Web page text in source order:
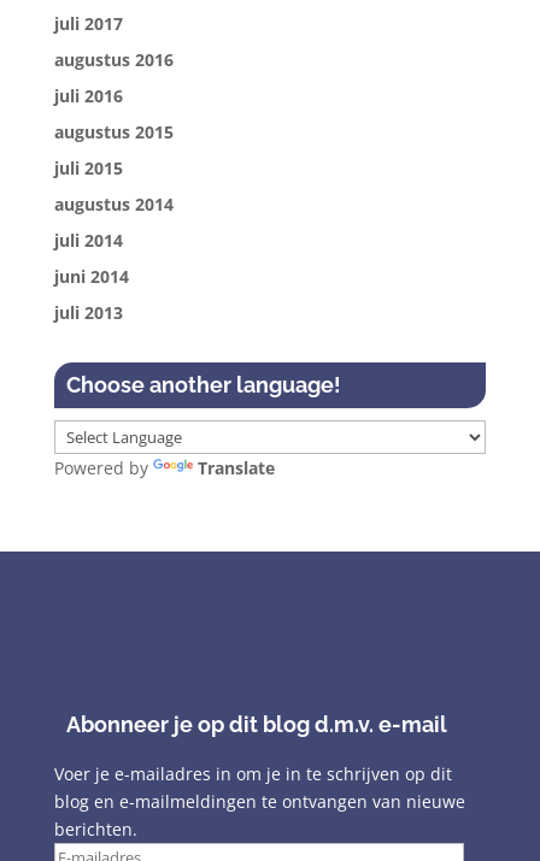
juli 2017
augustus 2016
juli 2016
augustus 2015
juli 2015
augustus 2014
juli 2014
juni 2014
juli 2013
Choose another language!
Powered by Translate
Abonneer je op dit blog d.m.v. e-mail
Voer je e-mailadres in om je in te schrijven op dit
blog en e-mailmeldingen te ontvangen van nieuwe
berichten.
E-